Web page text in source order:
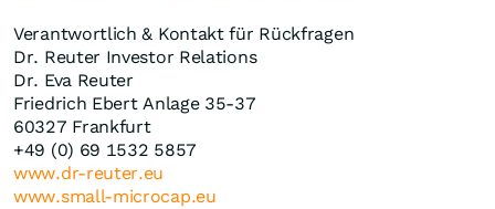
Verantwortlich & Kontakt für Rückfragen
Dr. Reuter Investor Relations
Dr. Eva Reuter
Friedrich Ebert Anlage 35-37
60327 Frankfurt
+49 (0) 69 1532 5857
www.dr-reuter.eu
www.small-microcap.eu